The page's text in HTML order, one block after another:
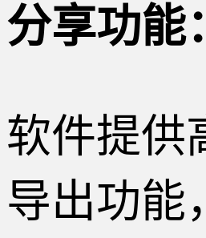
分享功能：
软件提供
导出功能